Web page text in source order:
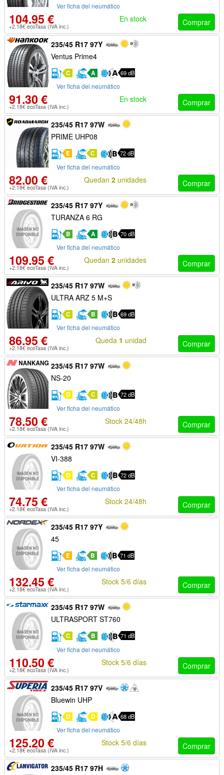
Ver ficha del neumático
104.95 €
+2.18€ ecoTasa (IVA inc.) Comprar
En stock
235/45 R17 97Y
Ventus Prime4
C A 69 dB
Ver ficha del neumático
91.30 €
+2.18€ ecoTasa (IVA inc.) Comprar
En stock
235/45 R17 97W
PRIME UHP08
E C 72 dB
Ver ficha del neumático
82.00 €
+2.18€ ecoTasa (IVA inc.) Comprar
Quedan 2unidades
235/45 R17 97Y
TURANZA 6 RG
B A 70 dB
Ver ficha del neumático
109.95 €
+2.18€ ecoTasa (IVA inc.) Comprar
Quedan 2unidades
235/45 R17 97W
ULTRA ARZ 5 M+S
C B 69 dB
Ver ficha del neumático
86.95 €
+2.18€ ecoTasa (IVA inc.) Comprar
Queda 1 unidad
235/45 R17 97W
NS-20
D C 72 dB
Ver ficha del neumático
78.50 €
+2.18€ ecoTasa (IVA inc.) Comprar
Stock 24/48h
235/45 R17 97W
VI-388
D C 72 dB
Ver ficha del neumático
74.75 €
+2.18€ ecoTasa (IVA inc.) Comprar
Stock 24/48h
235/45 R17 97Y
45
E B 71 dB
Ver ficha del neumático
132.45 €
+2.18€ ecoTasa (IVA inc.) Comprar
Stock 5/6 días
235/45 R17 97W
ULTRASPORT ST760
C B 71 dB
Ver ficha del neumático
110.50 €
+2.18€ ecoTasa (IVA inc.) Comprar
Stock 5/6 días
235/45 R17 97V
Bluewin UHP
D D 68 dB
Ver ficha del neumático
125.20 €
+2.18€ ecoTasa (IVA inc.) Comprar
Stock 5/6 días
235/45 R17 97H